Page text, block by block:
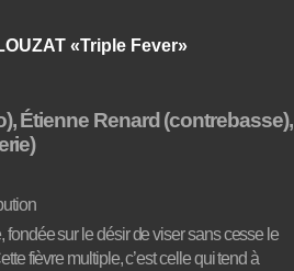
«Triple Fever»
Étienne Renard (contrebasse),
fondée sur le désir de viser sans cesse le
fièvre multiple, c’est celle qui tend à